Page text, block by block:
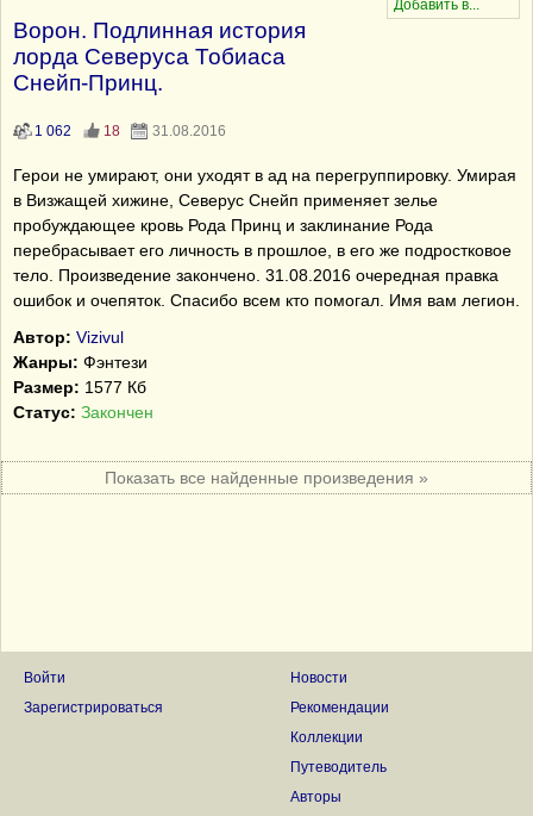
Ворон. Подлинная история
лорда Северуса Тобиаса
Снейп-Принц.
1 062 18 31.08.2016
Герои не умирают, они уходят в ад на перегруппировку. Умирая
в Визжащей хижине, Северус Снейп применяет зелье
пробуждающее кровь Рода Принц и заклинание Рода
перебрасывает его личность в прошлое, в его же подростковое
тело. Произведение закончено. 31.08.2016 очередная правка
ошибок и очепяток. Спасибо всем кто помогал. Имя вам легион.
Автор: Vizivul
Жанры: Фэнтези
Размер: 1577 Кб
Статус: Закончен
Показать все найденные произведения »
Войти
Зарегистрироваться
Новости
Рекомендации
Коллекции
Путеводитель
Авторы